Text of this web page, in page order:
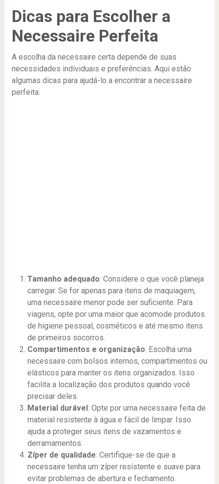
Dicas para Escolher a
Necessaire Perfeita
A escolha da necessaire certa depende de suas
necessidades individuais e preferências. Aqui estão
algumas dicas para ajudá-lo a encontrar a necessaire
perfeita:
Tamanho adequado: Considere o que você planeja
carregar. Se for apenas para itens de maquiagem,
uma necessaire menor pode ser suficiente. Para
viagens, opte por uma maior que acomode produtos
de higiene pessoal, cosméticos e até mesmo itens
de primeiros socorros.
Compartimentos e organização: Escolha uma
necessaire com bolsos internos, compartimentos ou
elásticos para manter os itens organizados. Isso
facilita a localização dos produtos quando você
precisar deles.
Material durável : Opte por uma necessaire feita de
material resistente à água e fácil de limpar. Isso
ajuda a proteger seus itens de vazamentos e
derramamentos.
Zíper de qualidade: Certifique-se de que a
necessaire tenha um zíper resistente e suave para
evitar problemas de abertura e fechamento.